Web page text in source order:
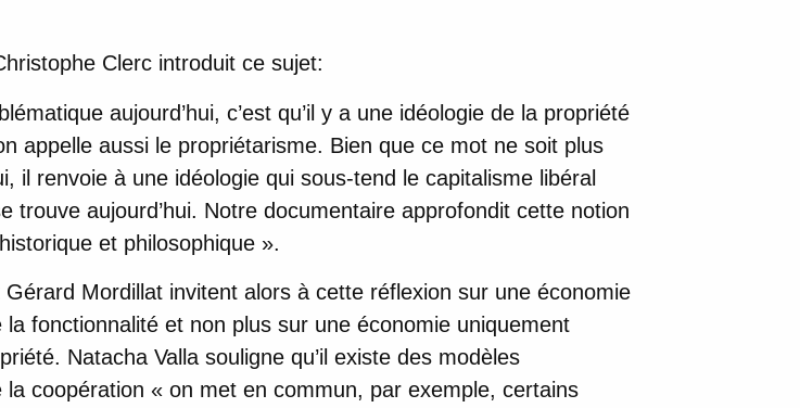
Clerc introduit ce sujet:
aujourd’hui, c’est qu’il y a une idéologie de la propriété
appelle aussi le propriétarisme. Bien que ce mot ne soit plus
il renvoie à une idéologie qui sous-tend le capitalisme libéral
trouve aujourd’hui. Notre documentaire approfondit cette notion
et philosophique ».
Gérard Mordillat invitent alors à cette réflexion sur une économie
la fonctionnalité et non plus sur une économie uniquement
Natacha Valla souligne qu’il existe des modèles
la coopération « on met en commun, par exemple, certains